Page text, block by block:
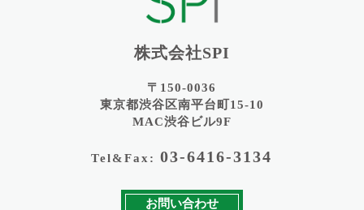
株式会社SPI
〒150-0036
東京都渋谷区南平台町15-10
MAC渋谷ビル9F
Tel&Fax:03-6416-3134
お問い合わせ